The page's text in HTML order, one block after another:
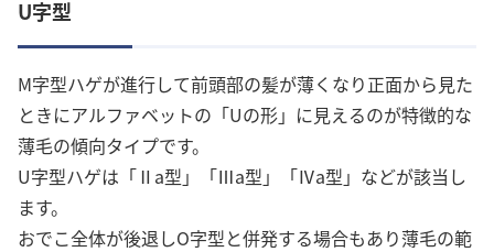
U字型
M字型ハゲが進行して前頭部の髪が薄くなり正面から見た
ときにアルファベットの「Uの形」に見えるのが特徴的な
薄毛の傾向タイプです。
U字型ハゲは「Ⅱa型」「Ⅲa型」「Ⅳa型」などが該当し
ます。
おでこ全体が後退しO字型と併発する場合もあり薄毛の範